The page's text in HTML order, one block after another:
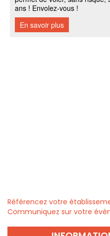
Référencez votre
Communiquez sur votre